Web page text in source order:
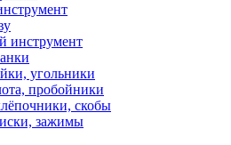
инструмент
угольники
пробойники
скобы
зажимы